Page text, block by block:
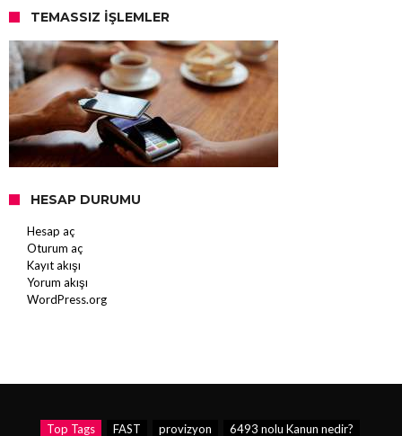
TEMASSIZ İŞLEMLER
HESAP DURUMU
Hesap aç
Oturum aç
Kayıt akışı
Yorum akışı
WordPress.org
Top Tags FAST provizyon 6493 nolu Kanun nedir?